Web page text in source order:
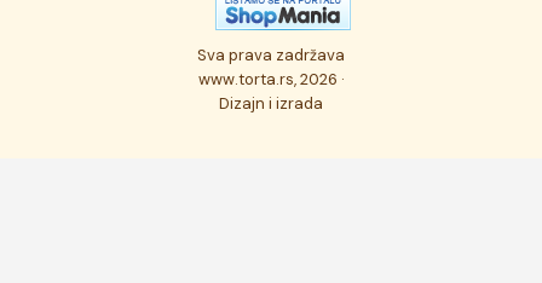
Osmisli tortu
Ukusi torti
Politika privatnosti
Najčešće postavljana pitanja
Kontakt
Sva prava zadržava
www.torta.rs, 2026 ·
Dizajn i izrada